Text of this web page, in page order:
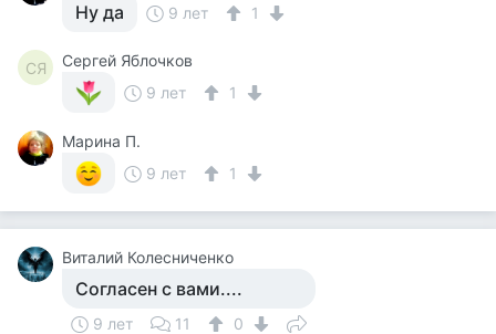
Ну да 9 лет 1
СЯ
Сергей Яблочков
9 лет
1
Марина П.
9 лет
1
Виталий Колесниченко
Согласен с вами....
9 лет 11
0